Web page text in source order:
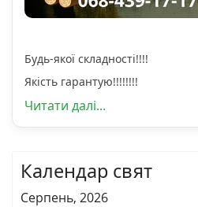
Будь-якої складності!!!!
Якість гарантую!!!!!!!!
Читати далі...
Календар свят
Серпень, 2026